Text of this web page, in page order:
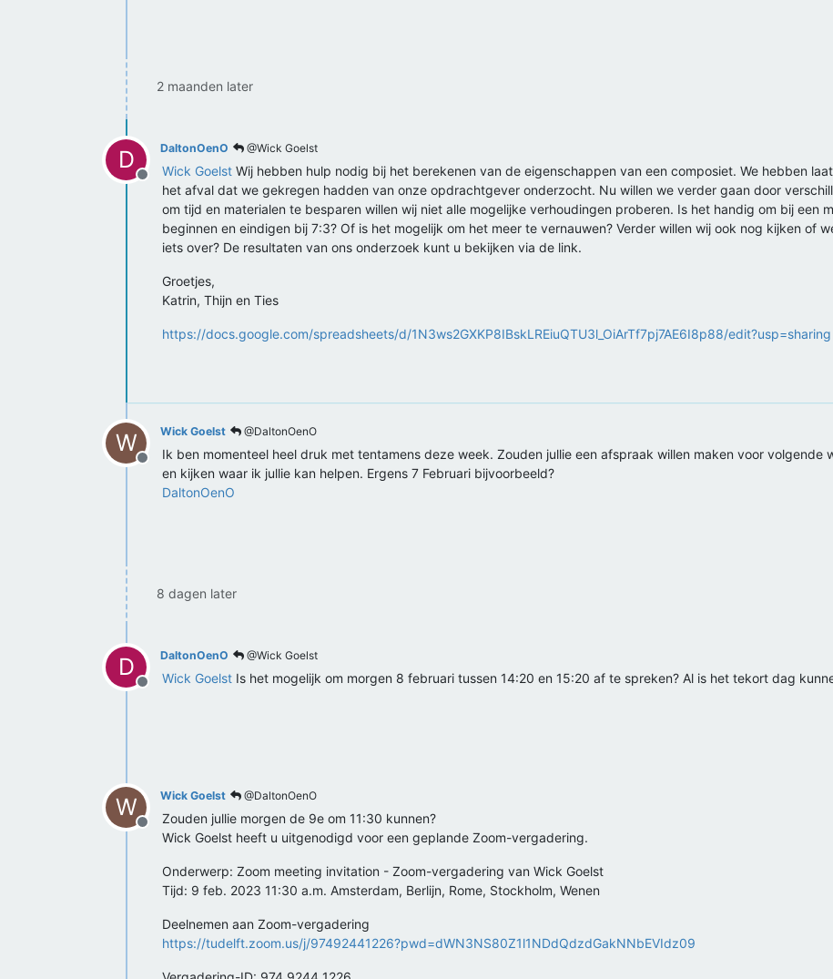
2 maanden later
D
Offline
DaltonOenO @Wick Goelst
Wick Goelst Wij hebben hulp nodig bij het berekenen van de eigenschappen van een composiet. We hebben
het afval dat we gekregen hadden van onze opdrachtgever onderzocht. Nu willen we verder gaan door
om tijd en materialen te besparen willen wij niet alle mogelijke verhoudingen proberen. Is het handig om bij een
beginnen en eindigen bij 7:3? Of is het mogelijk om het meer te vernauwen? Verder willen wij ook nog kijken of
iets over? De resultaten van ons onderzoek kunt u bekijken via de link.
Groetjes,
Katrin, Thijn en Ties
https://docs.google.com/spreadsheets/d/1N3ws2GXKP8IBskLREiuQTU3l_OiArTf7pj7AE6I8p88/edit?usp=sharing
W
Offline
Wick Goelst @DaltonOenO
Ik ben momenteel heel druk met tentamens deze week. Zouden jullie een afspraak willen maken voor volgende
en kijken waar ik jullie kan helpen. Ergens 7 Februari bijvoorbeeld?
DaltonOenO
8 dagen later
D
Offline
DaltonOenO @Wick Goelst
Wick Goelst Is het mogelijk om morgen 8 februari tussen 14:20 en 15:20 af te spreken? Al is het tekort dag
W
Offline
Wick Goelst @DaltonOenO
Zouden jullie morgen de 9e om 11:30 kunnen?
Wick Goelst heeft u uitgenodigd voor een geplande Zoom-vergadering.
Onderwerp: Zoom meeting invitation - Zoom-vergadering van Wick Goelst
Tijd: 9 feb. 2023 11:30 a.m. Amsterdam, Berlijn, Rome, Stockholm, Wenen
Deelnemen aan Zoom-vergadering
https://tudelft.zoom.us/j/97492441226?pwd=dWN3NS80Z1l1NDdQdzdGakNNbEVIdz09